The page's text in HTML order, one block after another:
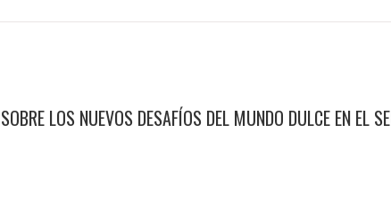
LOS NUEVOS DESAFÍOS DEL MUNDO DULCE EN EL